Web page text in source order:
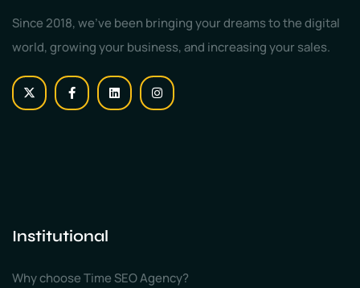
Since 2018, we've been bringing your dreams to the digital
world, growing your business, and increasing your sales.
Institutional
Why choose Time SEO Agency?